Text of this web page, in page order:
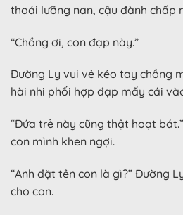
thoái lưỡng nan, cậu đành chấp
“Chồng ơi, con đạp này.”
Đường Ly vui vẻ kéo tay chồng
hài nhi phối hợp đạp mấy cái
“Đứa trẻ này cũng thật hoạt
con mình khen ngợi.
“Anh đặt tên con là gì?” Đường
cho con.